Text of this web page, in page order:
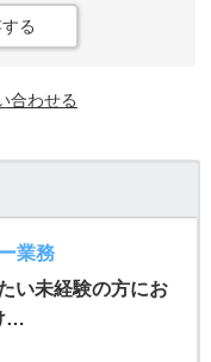
る
合わせる
業務
い未経験の方にお
…